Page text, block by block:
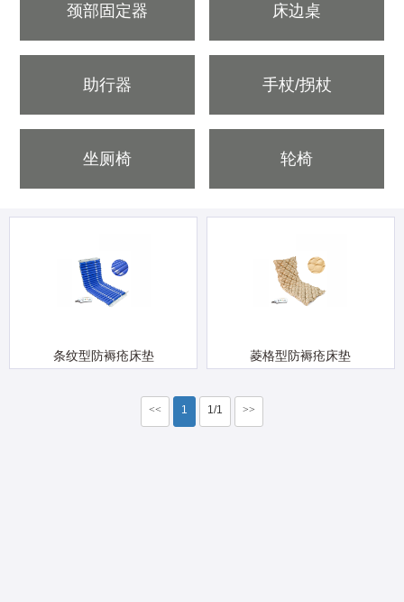
颈部固定器 床边桌
助行器 手杖/拐杖
坐厕椅 轮椅
条纹型防褥疮床垫 菱格型防褥疮床垫
<< 1 1/1 >>